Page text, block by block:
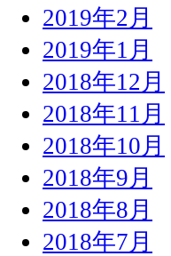
2019年2月
2019年1月
2018年12月
2018年11月
2018年10月
2018年9月
2018年8月
2018年7月